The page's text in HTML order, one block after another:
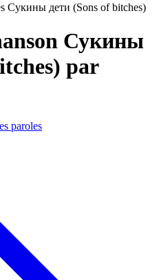
Сукины дeти (Sons of bitches)
Сукины
par
paroles